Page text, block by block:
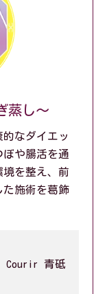
蒸し～
なダイエッ
ぼや腸活を通
境を整え、前
た施術を葛飾
Courir 青砥